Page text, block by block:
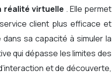
réalité virtuelle . Elle permet
client plus efficace et
sa capacité à simuler la
qui dépasse les limites des
et de découverte,